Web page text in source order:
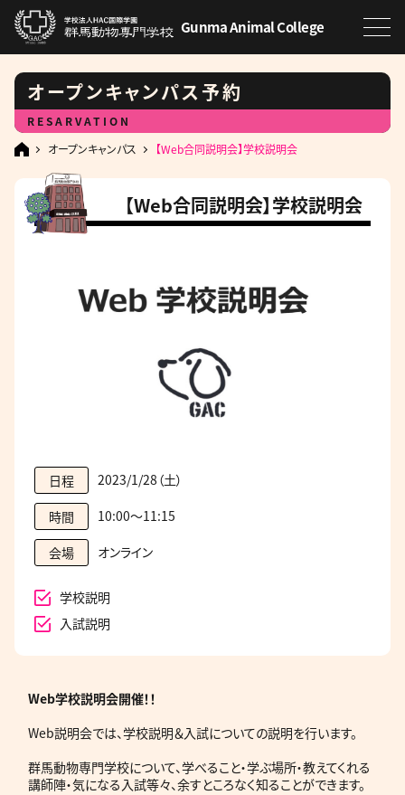
Gunma Animal College
オープンキャンパス予約
RESARVATION
オープンキャンパス
【Web合同説明会】学校説明会
【Web合同説明会】学校説明会
日程 2023/1/28（土）
時間 10:00～11:15
会場 オンライン
学校説明
入試説明
Web学校説明会開催！！
Web説明会では、学校説明＆入試についての説明を行います。
群馬動物専門学校について、学べること・学ぶ場所・教えてくれる
講師陣・気になる入試等々、余すところなく知ることができます。